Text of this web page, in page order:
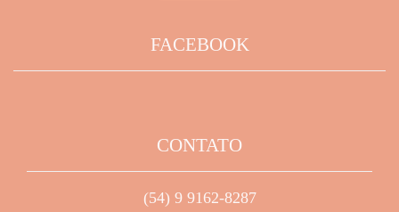
FACEBOOK
CONTATO
(54) 9 9162-8287